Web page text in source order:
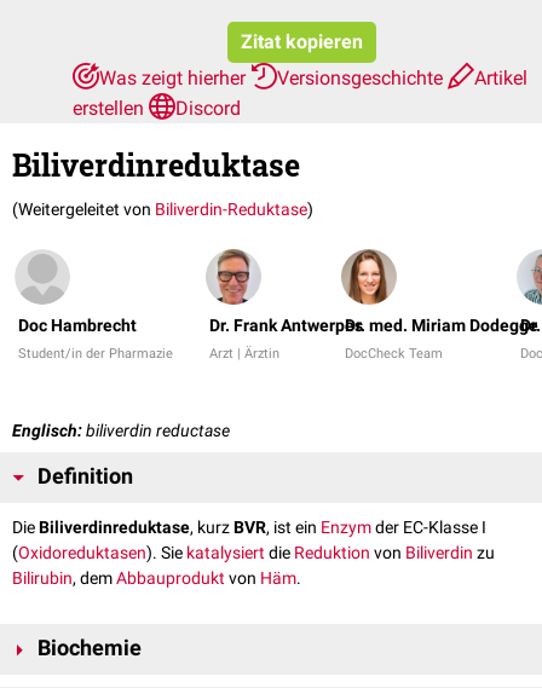
Zitat kopieren
Was zeigt hierher
Versionsgeschichte
Artikel
erstellen
Discord
Biliverdinreduktase
(Weitergeleitet von Biliverdin-Reduktase)
Doc Hambrecht
Student/in der Pharmazie
Dr. Frank Antwerpes
Arzt | Ärztin
Dr. med. Miriam Dodegge
DocCheck Team
Englisch:biliverdin reductase
Definition
DieBiliverdinreduktase, kurzBVR, ist ein Enzymder EC-Klasse I
(Oxidoreduktasen). Sie katalysiertdie Reduktion von Biliverdin zu
Bilirubin, demAbbauproduktvon Häm.
Biochemie